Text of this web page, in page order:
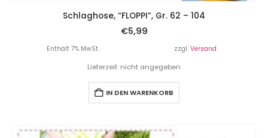
Schlaghose, “FLOPPI”, Gr. 62 – 104
€5,99
Enthält 7% MwSt. zzgl. Versand
Lieferzeit: nicht angegeben
IN DEN WARENKORB